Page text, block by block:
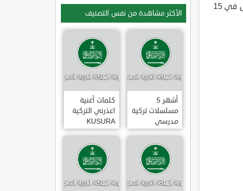
زالت مستمرة لنرى ماذا سوف يحدث من احداث ، بدأت المسلسل بالعرض في 15
الأكثر مشاهدة من نفس التصنيف
أشهر 5
مسلسلات تركية
مدرسي
رومانسي و
كوميدي و
درامي مدبلج.
في تركيا
كلمات أغنية
اعذرني التركية
KUSURA
BAKMA
مترجمة للعربية
غناء المطربة
سيزن أكسو
SEZEN AKSU